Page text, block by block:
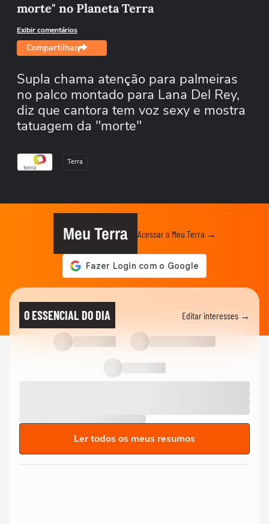
morte" no Planeta Terra
Exibir comentários
Compartilhar
Supla chama atenção para palmeiras
no palco montado para Lana Del Rey,
diz que cantora tem voz sexy e mostra
tatuagem da "morte"
Terra
Meu Terra Acessar o Meu Terra →
O ESSENCIAL DO DIA Editar interesses →
Ler todos os meus resumos